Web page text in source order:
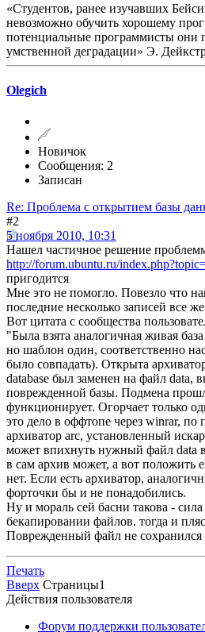
«Студентов, ранее изучавших
невозможно обучить хорошему
потенциальные программисты они
умственной деградации» Э.
Olegich
Новичок
Сообщения: 2
Записан
Re: Проблема с открытием базы
#2
5 ноября 2010, 10:31
Нашел частичное решение
http://forum.ubuntu.ru/
пригодится
Мне это не помогло. Повезло что
последние несколько записей все
Вот цитата с сообщества
"Была взята аналогичная живая
но шаблон один, соответственно
было совпадать). Открыта
database был заменен на файл data,
поврежденной базы. Подмена
функционирует. Огорчает только
это дело в оффтопе через winrar, по
архиватор arc, установленный
может впихнуть нужный файл data
в сам архив может, а вот положить
нет. Если есть архиватор,
форточки бы и не понадобились.
Ну и мораль сей басни такова -
бекапировании файлов. тогда и
Поврежденный файл не сохранился
Печать
Вверх Страницы1
Действия пользователя
Форум поддержки